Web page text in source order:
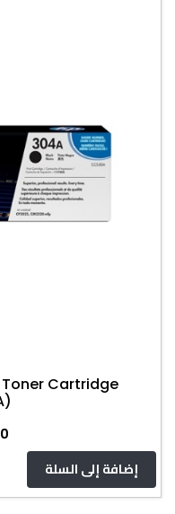
Toner Cartridge
إضافة إلى السلة